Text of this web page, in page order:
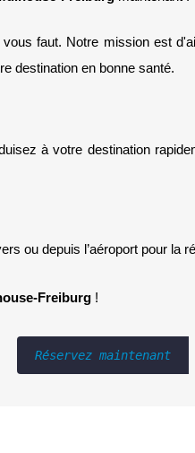
faut. Notre mission est
destination en bonne santé.
à votre destination
ou depuis l’aéroport pour la
Freiburg !
Réservez maintenant